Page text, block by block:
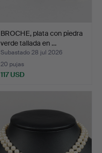
BROCHE, plata con piedra
verde tallada en …
Subastado 28 jul 2026
20 pujas
117 USD